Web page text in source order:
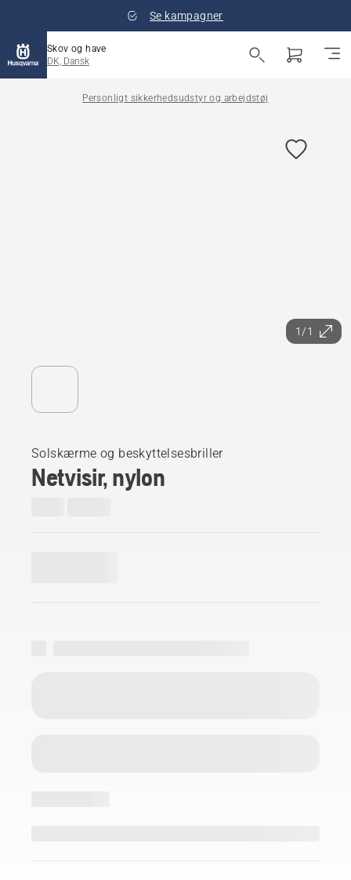
Se kampagner
Skov og have
DK, Dansk
Personligt sikkerhedsudstyr og arbejdstøj
1/1
Solskærme og beskyttelsesbriller
Netvisir, nylon